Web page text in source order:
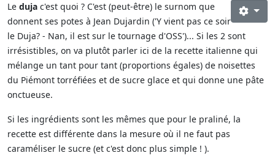
Le duja c'est quoi ? C'est (peut-être) le surnom que
donnent ses potes à Jean Dujardin ('Y vient pas ce soir
le Duja? - Nan, il est sur le tournage d'OSS')... Si les 2 sont
irrésistibles, on va plutôt parler ici de la recette italienne qui
mélange un tant pour tant (proportions égales) de noisettes
du Piémont torréfiées et de sucre glace et qui donne une pâte
onctueuse.
Si les ingrédients sont les mêmes que pour le praliné, la
recette est différente dans la mesure où il ne faut pas
caraméliser le sucre (et c'est donc plus simple ! ).